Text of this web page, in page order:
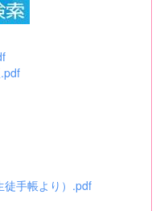
手帳より）.pdf